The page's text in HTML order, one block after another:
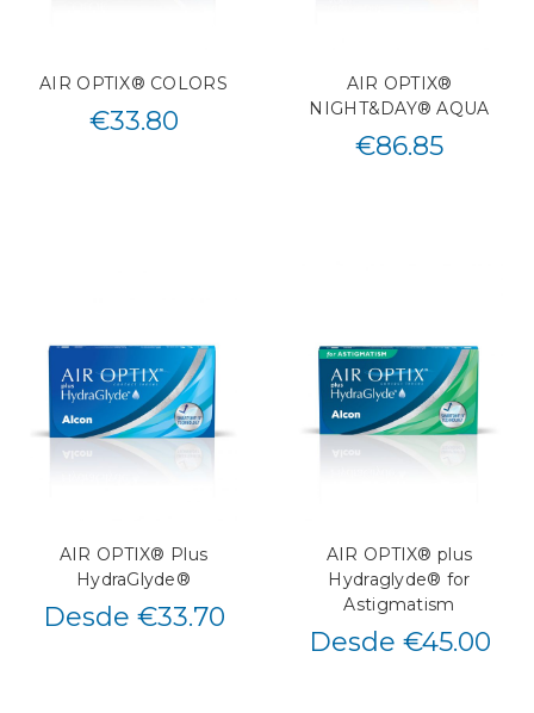
AIR OPTIX® COLORS
€33.80
AIR OPTIX®
NIGHT&DAY® AQUA
€86.85
AIR OPTIX® Plus
HydraGlyde®
Desde €33.70
AIR OPTIX® plus
Hydraglyde® for
Astigmatism
Desde €45.00